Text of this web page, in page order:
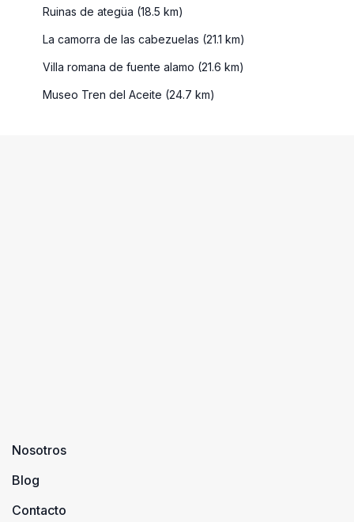
Ruinas de ategüa (18.5 km)
La camorra de las cabezuelas (21.1 km)
Villa romana de fuente alamo (21.6 km)
Museo Tren del Aceite (24.7 km)
Nosotros
Blog
Contacto